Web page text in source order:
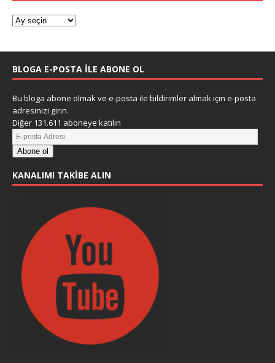
BLOGA E-POSTA ILE ABONE OL
Bu bloga abone olmak ve e-posta ile bildirimler almak için e-posta
adresinizi girin.
Diğer 131.611 aboneye katılın
Abone ol
KANALIMI TAKIBE ALIN